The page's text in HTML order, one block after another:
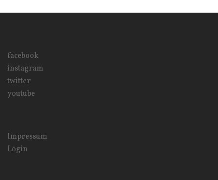
facebook
instagram
twitter
youtube
Impressum
Login